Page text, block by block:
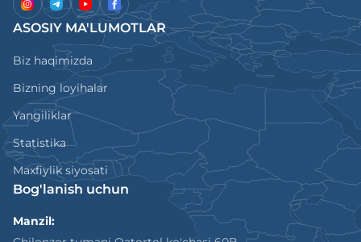
ASOSIY MA'LUMOTLAR
Biz haqimizda
Bizning loyihalar
Yangiliklar
Statistika
Maxfiylik siyosati
Bog'lanish uchun
Manzil: